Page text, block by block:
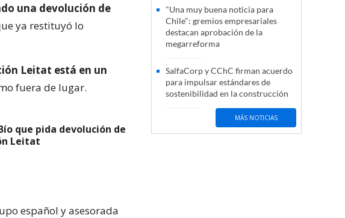
una devolución de
ya restituyó lo
Leitat está en un
fuera de lugar.
que pida devolución de
Leitat
español y asesorada
"Una muy buena noticia para
Chile": gremios empresariales
destacan aprobación de la
megarreforma
SalfaCorp y CChC firman acuerdo
para impulsar estándares de
sostenibilidad en la construcción
MÁS NOTICIAS